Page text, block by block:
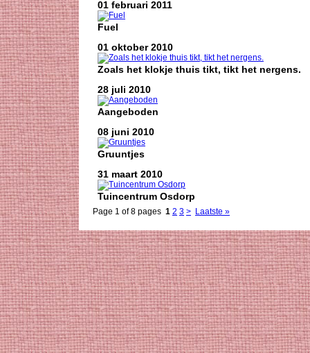
01 februari 2011
Fuel
01 oktober 2010
Zoals het klokje thuis tikt, tikt het nergens.
28 juli 2010
Aangeboden
08 juni 2010
Gruuntjes
31 maart 2010
Tuincentrum Osdorp
Page 1 of 8 pages 1 2 3 > Laatste »